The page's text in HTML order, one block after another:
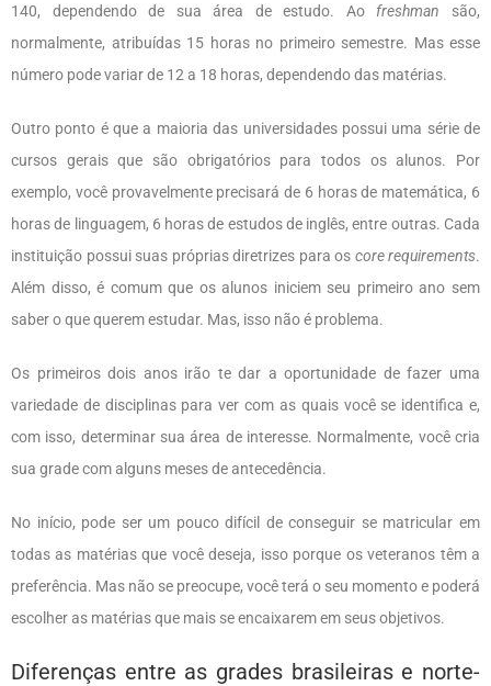
140, dependendo de sua área de estudo. Ao freshman são,
normalmente, atribuídas 15 horas no primeiro semestre. Mas esse
número pode variar de 12 a 18 horas, dependendo das matérias.
Outro ponto é que a maioria das universidades possui uma série de
cursos gerais que são obrigatórios para todos os alunos. Por
exemplo, você provavelmente precisará de 6 horas de matemática, 6
horas de linguagem, 6 horas de estudos de inglês, entre outras. Cada
instituição possui suas próprias diretrizes para os core requirements.
Além disso, é comum que os alunos iniciem seu primeiro ano sem
saber o que querem estudar. Mas, isso não é problema.
Os primeiros dois anos irão te dar a oportunidade de fazer uma
variedade de disciplinas para ver com as quais você se identifica e,
com isso, determinar sua área de interesse. Normalmente, você cria
sua grade com alguns meses de antecedência.
No início, pode ser um pouco difícil de conseguir se matricular em
todas as matérias que você deseja, isso porque os veteranos têm a
preferência. Mas não se preocupe, você terá o seu momento e poderá
escolher as matérias que mais se encaixarem em seus objetivos.
Diferenças entre as grades brasileiras e norte-